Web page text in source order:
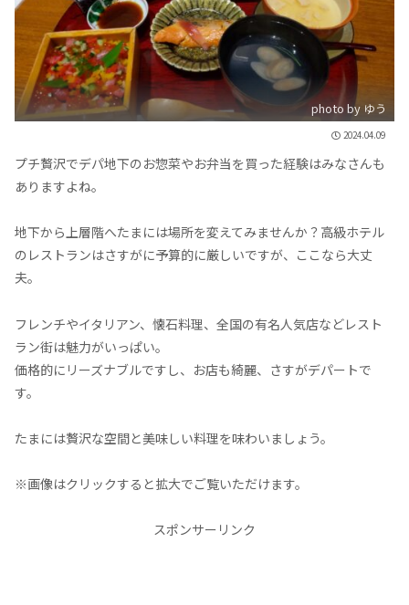
photo by ゆう
2024.04.09
プチ贅沢でデパ地下のお惣菜やお弁当を買った経験はみなさんも
ありますよね。
地下から上層階へたまには場所を変えてみませんか？高級ホテル
のレストランはさすがに予算的に厳しいですが、ここなら大丈
夫。
フレンチやイタリアン、懐石料理、全国の有名人気店などレスト
ラン街は魅力がいっぱい。
価格的にリーズナブルですし、お店も綺麗、さすがデパートで
す。
たまには贅沢な空間と美味しい料理を味わいましょう。
※画像はクリックすると拡大でご覧いただけます。
スポンサーリンク